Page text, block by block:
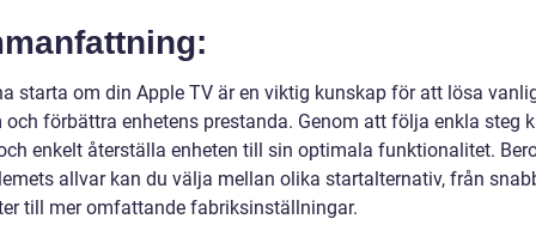
starta om din Apple TV är en viktig kunskap för att lösa
och förbättra enhetens prestanda. Genom att följa enkla steg
enkelt återställa enheten till sin optimala funktionalitet.
allvar kan du välja mellan olika startalternativ, från
till mer omfattande fabriksinställningar.